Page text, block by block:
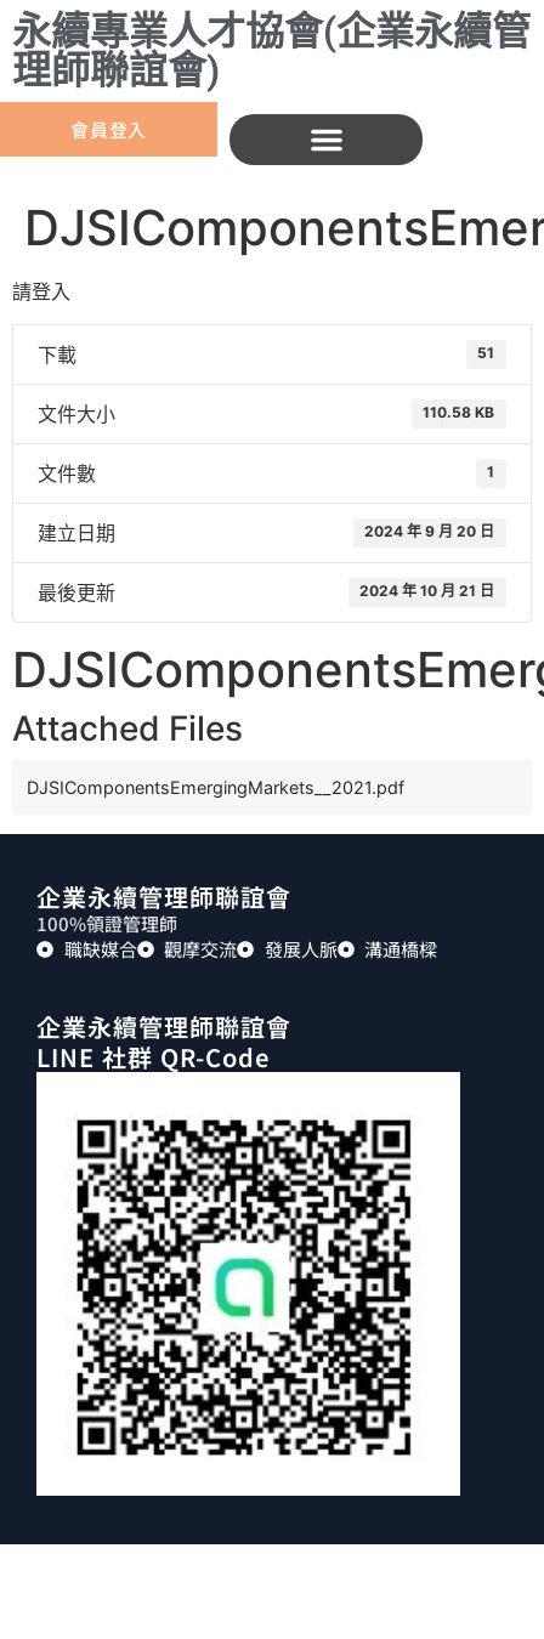
永續專業人才協會(企業永續管
理師聯誼會)
會員登入
請登入
下載 51
文件大小 110.58 KB
文件數 1
建立日期 2024 年 9 月 20 日
最後更新 2024 年 10 月 21 日
Attached Files
DJSIComponentsEmergingMarkets__2021.pdf
企業永續管理師聯誼會
100%領證管理師
職缺媒合
觀摩交流 發展人脈 溝通橋樑
企業永續管理師聯誼會
LINE 社群 QR-Code